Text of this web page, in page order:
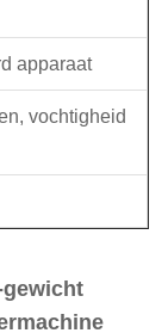
apparaat
vochtigheid
gewicht